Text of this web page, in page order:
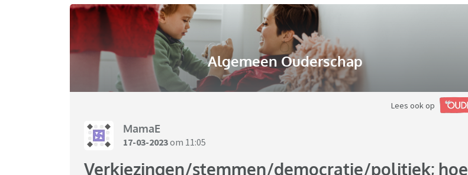
Algemeen Ouderschap
Lees ook op
MamaE
17-03-2023om 11:05
Verkiezingen/stemmen/democratie/politiek; hoe